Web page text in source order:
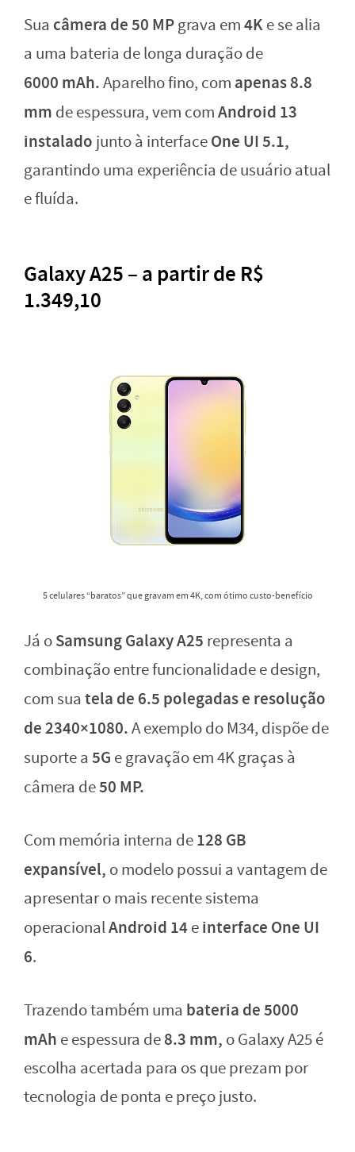
Sua câmera de 50 MPgrava em4Ke se alia
a uma bateria de longa duração de
6000 mAh.Aparelho fino, com apenas 8.8
mm de espessura, vem comAndroid 13
instalado junto à interfaceOne UI 5.1,
garantindo uma experiência de usuário atual
e fluída.
Galaxy A25 – a partir de R$
1.349,10
5 celulares “baratos” que gravam em 4K, com ótimo custo-benefício
Já oSamsung Galaxy A25 representa a
combinação entre funcionalidade e design,
com sua tela de 6.5 polegadas e resolução
de 2340×1080.A exemplo do M34, dispõe de
suporte a 5G e gravação em 4K graças à
câmera de50 MP.
Com memória interna de128 GB
expansível, o modelo possui a vantagem de
apresentar o mais recente sistema
operacionalAndroid 14einterface One UI
6.
Trazendo também uma bateria de 5000
mAh e espessura de8.3 mm, o Galaxy A25 é
escolha acertada para os que prezam por
tecnologia de ponta e preço justo.